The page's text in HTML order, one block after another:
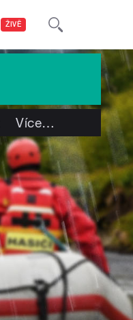
ŽIVĚ
Více…